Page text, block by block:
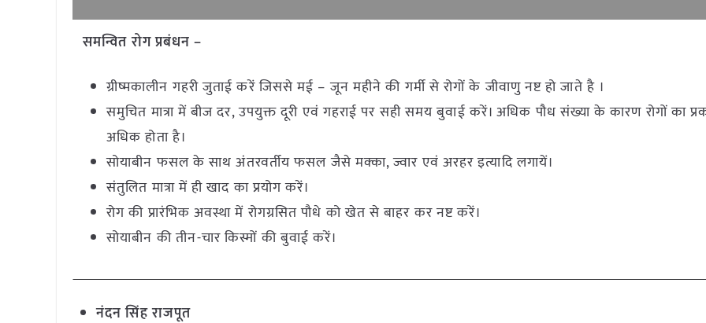
समन्वित रोग प्रबंधन –
ग्रीष्मकालीन गहरी जुताई करें जिससे मई – जून महीने की गर्मी से रोगों के जीवाणु नष्ट हो जाते है ।
समुचित मात्रा में बीज दर, उपयुक्त दूरी एवं गहराई पर सही समय बुवाई करें। अधिक पौध संख्या के कारण रोगों का
अधिक होता है।
सोयाबीन फसल के साथ अंतरवर्तीय फसल जैसे मक्का, ज्वार एवं अरहर इत्यादि लगायें।
संतुलित मात्रा में ही खाद का प्रयोग करें।
रोग की प्रारंभिक अवस्था में रोगग्रसित पौधे को खेत से बाहर कर नष्ट करें।
सोयाबीन की तीन-चार किस्मों की बुवाई करें।
नंदन सिंह राजपूत